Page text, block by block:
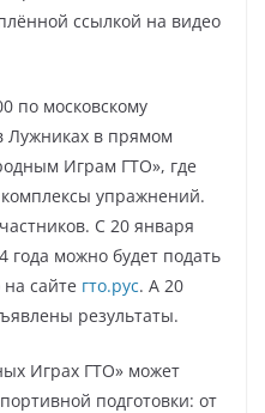
ссылкой на видео
по московскому
Лужниках в прямом
Играм ГТО», где
упражнений.
С 20 января
года можно будет подать
сайте гто.рус. А 20
результаты.
Играх ГТО» может
подготовки: от